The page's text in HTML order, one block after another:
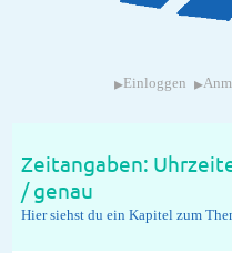
▸ Einloggen ▸
Zeitangaben:
/ genau
Hier siehst du ein Kapitel zum